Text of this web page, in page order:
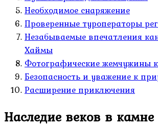
Необходимое снаряжение
Проверенные туроператоры
Незабываемые впечатления
Хаймы
Фотографические жемчужины
Безопасность и уважение к
Расширение приключения
Наследие веков в камне